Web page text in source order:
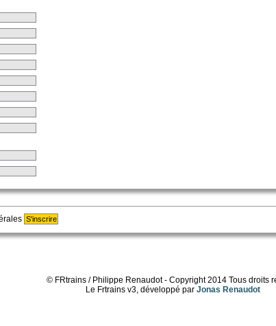
© FRtrains / Philippe Renaudot - Copyright 2014 Tous droits
Le Frtrains v3, développé par Jonas Renaudot